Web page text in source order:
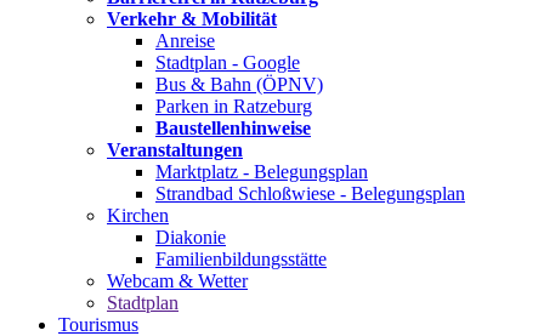
Verkehr & Mobilität
Anreise
Stadtplan - Google
Bus & Bahn (ÖPNV)
Parken in Ratzeburg
Baustellenhinweise
Veranstaltungen
Marktplatz - Belegungsplan
Strandbad Schloßwiese - Belegungsplan
Kirchen
Diakonie
Familienbildungsstätte
Webcam & Wetter
Stadtplan
Tourismus